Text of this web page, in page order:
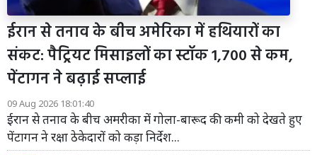
ईरान से तनाव के बीच अमेरिका में हथियारों का
संकट: पैट्रियट मिसाइलों का स्टॉक 1,700 से कम,
पेंटागन ने बढ़ाई सप्लाई
09 Aug 2026 18:01:40
ईरान से तनाव के बीच अमरीका में गोला-बारूद की कमी को देखते हुए
पेंटागन ने रक्षा ठेकेदारों को कड़ा निर्देश...